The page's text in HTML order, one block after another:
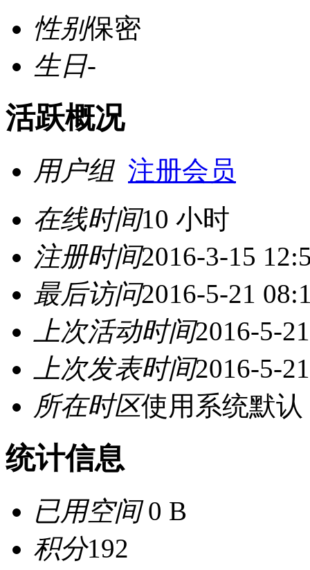
性别保密
生日-
活跃概况
用户组 注册会员
在线时间10 小时
注册时间2016-3-15
最后访问2016-5-21
上次活动时间2016-5-
上次发表时间2016-5-
所在时区使用系统默认
统计信息
已用空间0 B
积分192